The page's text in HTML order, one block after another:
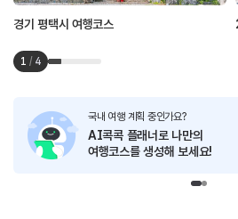
경기 평택시 여행코스
1 / 4
국내 여행 계획 중인가요?
AI콕콕 플래너로 나만의
여행코스를 생성해 보세요!